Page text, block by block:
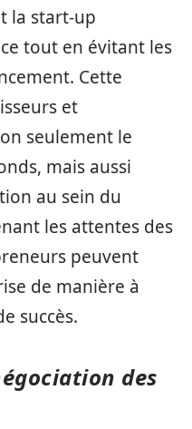
la start-up
tout en évitant les
Cette
et
seulement le
mais aussi
au sein du
les attentes des
peuvent
de manière à
succès.
des